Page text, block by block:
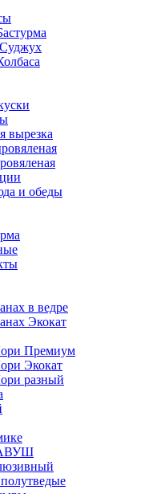
вырезка
и обеды
в ведре
Экокат
Премиум
Экокат
разный